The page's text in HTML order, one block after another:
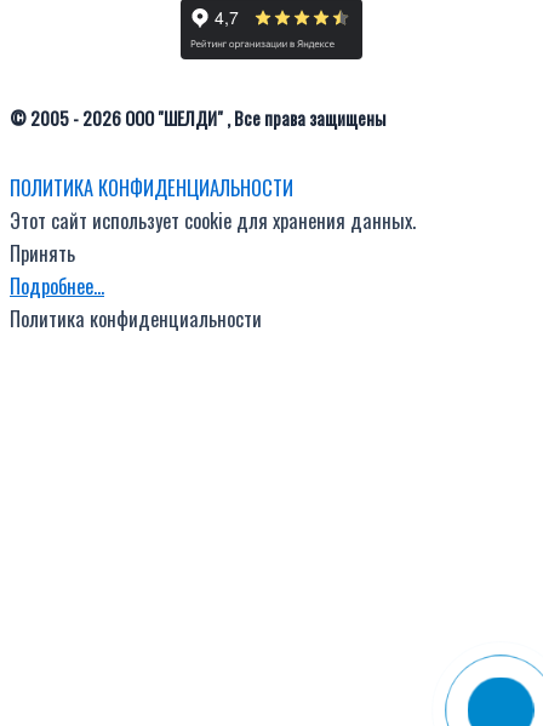
© 2005 - 2026 ООО "ШЕЛДИ" , Все права защищены
ПОЛИТИКА КОНФИДЕНЦИАЛЬНОСТИ
Этот сайт использует cookie для хранения данных.
Принять
Подробнее…
Политика конфиденциальности